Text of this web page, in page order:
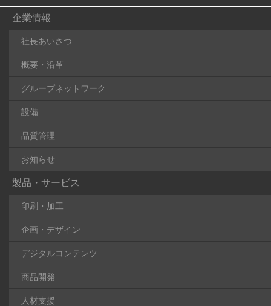
企業情報
社長あいさつ
概要・沿革
グループネットワーク
設備
品質管理
お知らせ
製品・サービス
印刷・加工
企画・デザイン
デジタルコンテンツ
商品開発
人材支援